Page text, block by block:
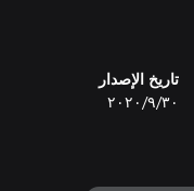
・Please note
تاريخ الإصدار
٣٠‏/٩‏/٢٠٢٠